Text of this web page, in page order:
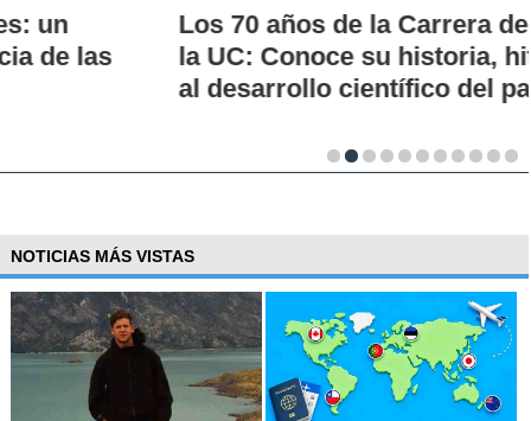
Los 70 años de la Carrera de Química de
la UC: Conoce su historia, hitos y aporte
al desarrollo científico del país
NOTICIAS MÁS VISTAS